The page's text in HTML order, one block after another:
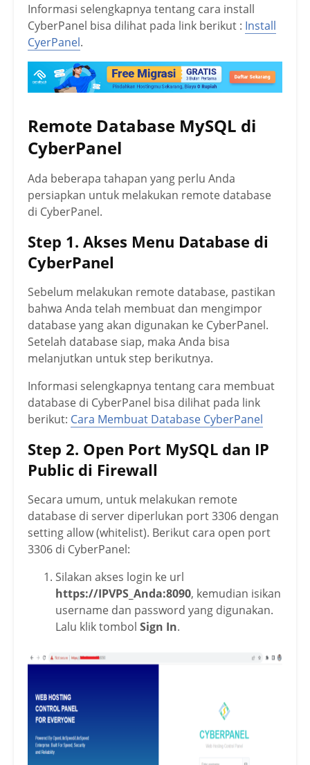
Informasi selengkapnya tentang cara install
CyberPanel bisa dilihat pada link berikut : Install
CyerPanel.
Remote Database MySQL di
CyberPanel
Ada beberapa tahapan yang perlu Anda
persiapkan untuk melakukan remote database
di CyberPanel.
Step 1. Akses Menu Database di
CyberPanel
Sebelum melakukan remote database, pastikan
bahwa Anda telah membuat dan mengimpor
database yang akan digunakan ke CyberPanel.
Setelah database siap, maka Anda bisa
melanjutkan untuk step berikutnya.
Informasi selengkapnya tentang cara membuat
database di CyberPanel bisa dilihat pada link
berikut: Cara Membuat Database CyberPanel
Step 2. Open Port MySQL dan IP
Public di Firewall
Secara umum, untuk melakukan remote
database di server diperlukan port 3306 dengan
setting allow (whitelist). Berikut cara open port
3306 di CyberPanel:
Silakan akses login ke url
https://IPVPS_Anda:8090, kemudian isikan
username dan password yang digunakan.
Lalu klik tombol Sign In.